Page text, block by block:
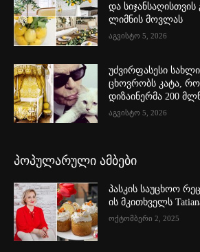
და
ლიმნის მოვლას
აგვისტო 5, 2026
უძვირფასესი
ცხოვრობს კატა,
დიზაინერმა 200
აგვისტო 5, 2026
პოპულარული ამბები
პასკის საუცხოო
ის მკითხველს
ოქტომბერი 2, 2025